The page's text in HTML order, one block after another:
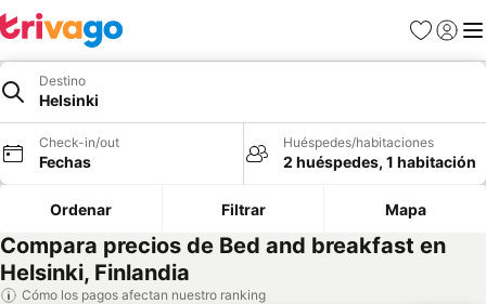
Favoritos
Iniciar
Destino
Helsinki
Check-in/out
Fechas
Huéspedes/habitaciones
2 huéspedes, 1 habitación
Ordenar Filtrar Mapa
Compara precios de Bed and breakfast en
Helsinki, Finlandia
Cómo los pagos afectan nuestro ranking